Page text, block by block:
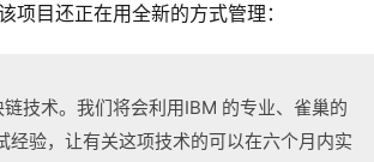
目还正在用全新的方式管理：
技术。我们将会利用IBM 的专业、雀巢的
验，让有关这项技术的可以在六个月内实